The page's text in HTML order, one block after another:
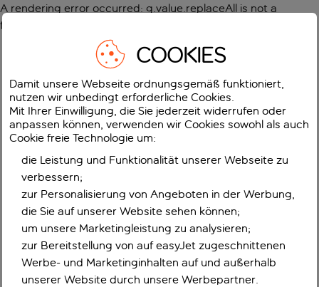
A rendering error occurred: g.value.replaceAll is not a
function
COOKIES
Damit unsere Webseite ordnungsgemäß funktioniert,
nutzen wir unbedingt erforderliche Cookies.
Mit Ihrer Einwilligung, die Sie jederzeit widerrufen oder
anpassen können, verwenden wir Cookies sowohl als auch
Cookie freie Technologie um:
die Leistung und Funktionalität unserer Webseite zu
verbessern;
zur Personalisierung von Angeboten in der Werbung,
die Sie auf unserer Website sehen können;
um unsere Marketingleistung zu analysieren;
zur Bereitstellung von auf easyJet zugeschnittenen
Werbe- und Marketinginhalten auf und außerhalb
unserer Website durch unsere Werbepartner.